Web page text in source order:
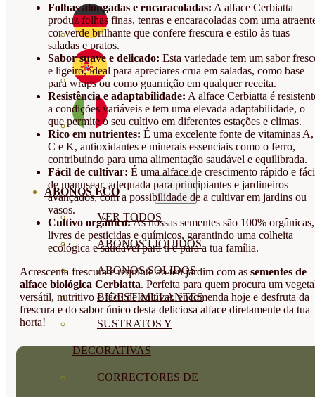
ABONOS ECO
VER TODOS
ABONOS LÍQUIDOS
ABONOS SOLIDOS
BIOESTIMULANTES
SUSTRATOS Y
DECORATIVAS
CORRECTORES DE
Folhas alongadas e encaracoladas: A alface Cerbiatta
produz folhas finas, tenras e encaracoladas com uma
cor verde brilhante que confere frescura e estilo às tuas
saladas e pratos.
Sabor suave e delicado: Esta variedade tem um sabor
e ligeiro, ideal para apreciares crua em saladas, como base
para wraps ou como guarnição em qualquer receita.
Resistência e adaptabilidade: A alface Cerbiatta é
a condições variáveis e tem uma elevada adaptabilidade, o
que permite o seu cultivo em diferentes estações e climas.
Rico em nutrientes: É uma excelente fonte de vitaminas A,
C e K, antioxidantes e minerais essenciais como o ferro,
contribuindo para uma alimentação saudável e equilibrada.
Fácil de cultivar: É uma alface de crescimento rápido e
de manusear, adequada para principiantes e jardineiros
avançados, com a possibilidade de a cultivar em jardins ou
vasos.
Cultivo orgânico:As nossas sementes são 100% orgânicas,
livres de pesticidas e químicos, garantindo uma colheita
ecológica e saudável para ti e para a tua família.
Acrescenta frescura e requinte ao teu jardim com as sementes de
alface biológica Cerbiatta. Perfeita para quem procura um
versátil, nutritivo e fácil de cultivar, encomenda hoje e desfruta da
frescura e do sabor único desta deliciosa alface diretamente da tua
horta!